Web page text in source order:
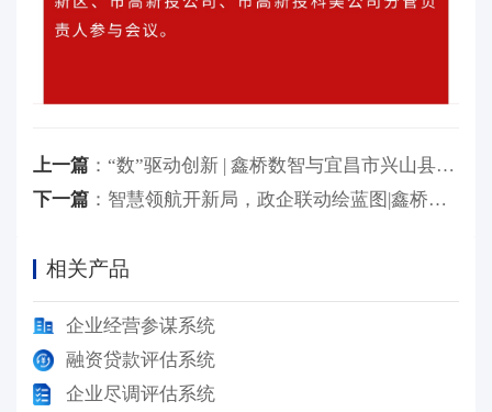
上一篇： “数”驱动创新 | 鑫桥数智与宜昌市兴山县政府共推数字经济
下一篇： 智慧领航开新局，政企联动绘蓝图|鑫桥数智与宜昌市西陵区政府共话数智化转型
相关产品
企业经营参谋系统
融资贷款评估系统
企业尽调评估系统